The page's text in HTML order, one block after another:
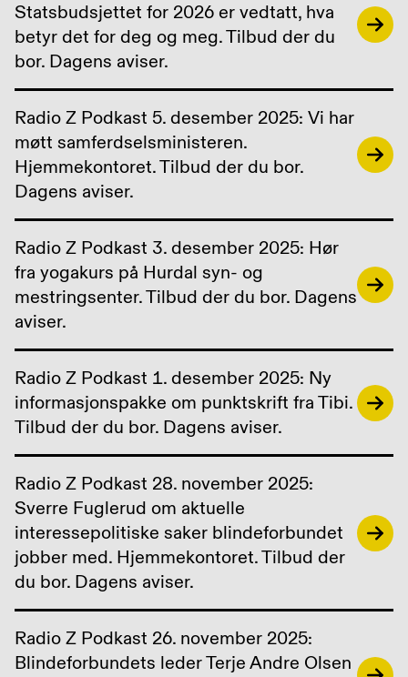
Statsbudsjettet for 2026 er vedtatt, hva
betyr det for deg og meg. Tilbud der du
bor. Dagens aviser.
Radio Z Podkast 5. desember 2025: Vi har
møtt samferdselsministeren.
Hjemmekontoret. Tilbud der du bor.
Dagens aviser.
Radio Z Podkast 3. desember 2025: Hør
fra yogakurs på Hurdal syn- og
mestringsenter. Tilbud der du bor. Dagens
aviser.
Radio Z Podkast 1. desember 2025: Ny
informasjonspakke om punktskrift fra Tibi.
Tilbud der du bor. Dagens aviser.
Radio Z Podkast 28. november 2025:
Sverre Fuglerud om aktuelle
interessepolitiske saker blindeforbundet
jobber med. Hjemmekontoret. Tilbud der
du bor. Dagens aviser.
Radio Z Podkast 26. november 2025:
Blindeforbundets leder Terje Andre Olsen